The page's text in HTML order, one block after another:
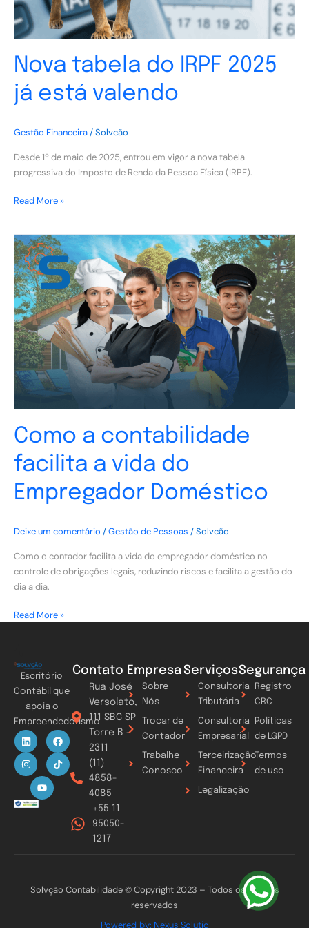
Nova tabela do IRPF 2025
já está valendo
Gestão Financeira/Solvcão
Desde 1º de maio de 2025, entrou em vigor a nova tabela
progressiva do Imposto de Renda da Pessoa Física (IRPF).
Read More »
Como a contabilidade
facilita a vida do
Empregador Doméstico
Deixe um comentário /Gestão de Pessoas /Solvcão
Como o contador facilita a vida do empregador doméstico no
controle de obrigações legais, reduzindo riscos e facilita a gestão do
dia a dia.
Como
a
contabilidade
facilita
a
vida
do
Empregador
Doméstico
Read More »
Escritório
Contábil que
apoia o
Empreendedorismo
L
i
n
k
e
d
n
F
a
c
e
b
I
n
s
t
a
a
m
T
i
k
t
o
o
b
e
Contato
Rua José
Versolato,
111 SBC SP
Torre B -
2311
(11)
4858-
4085
+55 11
95050-
1217
Empresa
Sobre
Nós
Trocar de
Contador
Trabalhe
Conosco
Serviços
Consultoria
Tributária
Consultoria
Empresarial
Terceirização
Financeira
Legalização
Segurança
Registro
CRC
Políticas
de LGPD
Termos
de uso
Solvção Contabilidade © Copyright 2023 – Todos os direitos
reservados
Powered by: Nexus Solutio